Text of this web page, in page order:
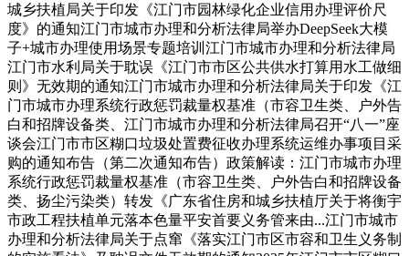
城乡扶植局关于印发《江门市园林绿化企业信用办理评价尺
度》的通知江门市城市办理和分析法律局举办DeepSeek大模
子+城市办理使用场景专题培训江门市城市办理和分析法律局
江门市水利局关于耽误《江门市市区公共供水打算用水工做细
则》无效期的通知江门市城市办理和分析法律局关于印发《江
门市城市办理系统行政惩罚裁量权基准（市容卫生类、户外告
白和招牌设备类、江门市城市办理和分析法律局召开“八一”座
谈会江门市市区糊口垃圾处置费征收办理系统运维办事项目采
购的通知布告（第二次通知布告）政策解读：江门市城市办理
系统行政惩罚裁量权基准（市容卫生类、户外告白和招牌设备
类、扬尘污染类）转发《广东省住房和城乡扶植厅关于将衡宇
市政工程扶植单元落本色量平安首要义务管来由...江门市城市
办理和分析法律局关于点窜《落实江门市区市容和卫生义务制